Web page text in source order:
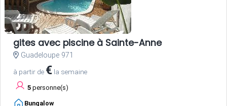
gites avec piscine à Sainte-Anne
Guadeloupe 971
à partir de € la semaine
5 personne(s)
Bungalow